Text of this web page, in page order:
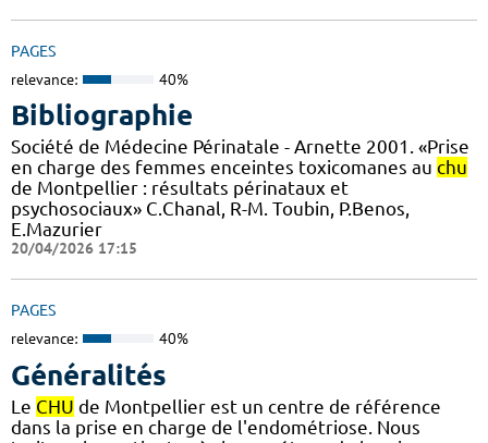
PAGES
relevance: 40%
Bibliographie
Société de Médecine Périnatale - Arnette 2001. «Prise
en charge des femmes enceintes toxicomanes au chu
de Montpellier : résultats périnataux et
psychosociaux» C.Chanal, R-M. Toubin, P.Benos,
E.Mazurier
20/04/2026 17:15
PAGES
relevance: 40%
Généralités
Le CHU de Montpellier est un centre de référence
dans la prise en charge de l'endométriose. Nous